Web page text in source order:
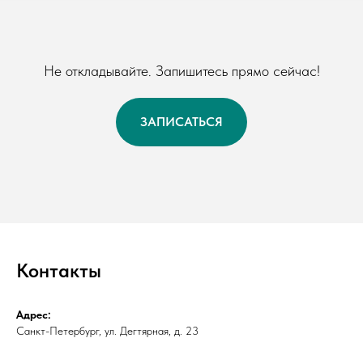
Не откладывайте. Запишитесь прямо сейчас!
ЗАПИСАТЬСЯ
Контакты
Адрес:
Санкт-Петербург, ул. Дегтярная, д. 23